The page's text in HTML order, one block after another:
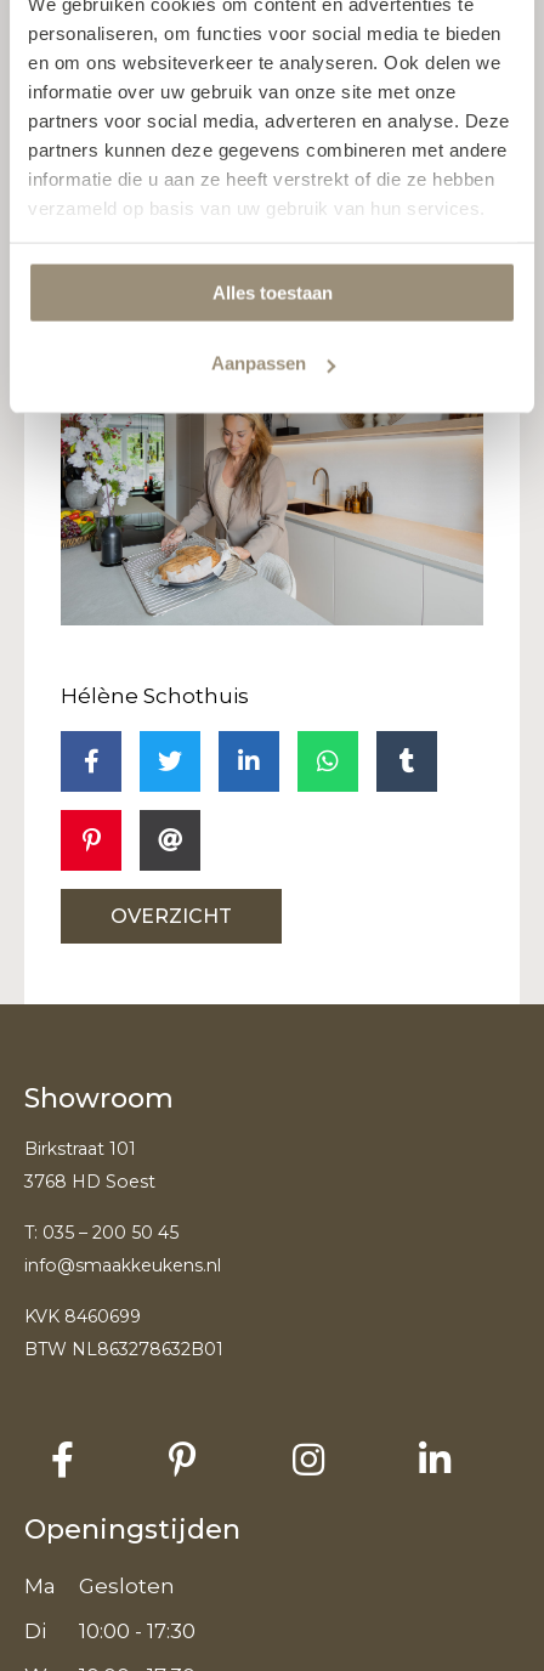
personaliseren, om functies voor social media te bieden
en om ons websiteverkeer te analyseren. Ook delen we
informatie over uw gebruik van onze site met onze
partners voor social media, adverteren en analyse. Deze
partners kunnen deze gegevens combineren met andere
informatie die u aan ze heeft verstrekt of die ze hebben
verzameld op basis van uw gebruik van hun services.
Alles toestaan
Aanpassen
waren uitstekend. Eventuele vragen of
kleine aanpassingen werden snel en
efficiënt afgehandeld. SMAAK Keukens
heeft ervoor gezorgd dat alles naar
wens was, zelfs nadat de keuken
geïnstalleerd was. Ik voelde me echt
gehoord en gewaardeerd als klant. Mijn
Hélène Schothuis
OVERZICHT
Showroom
Birkstraat 101
3768 HD Soest
T: 035 – 200 50 45
info@smaakkeukens.nl
KVK 8460699
BTW NL863278632B01
Openingstijden
Ma
Gesloten
Di
10:00 - 17:30